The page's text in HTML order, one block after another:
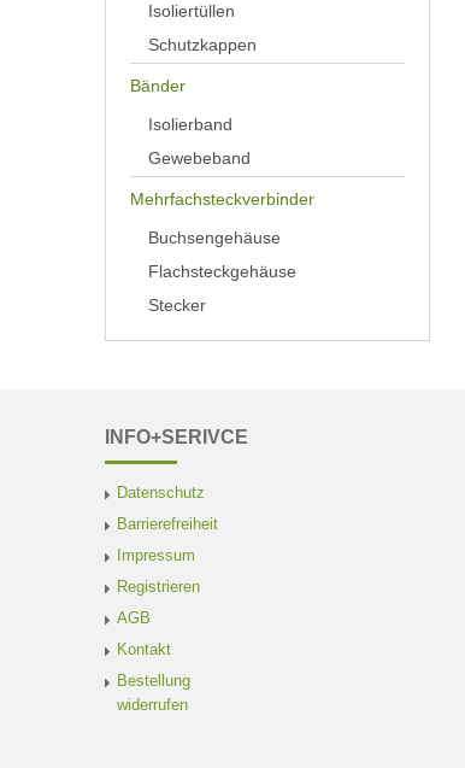
Isoliertüllen
Schutzkappen
Bänder
Isolierband
Gewebeband
Mehrfachsteckverbinder
Buchsengehäuse
Flachsteckgehäuse
Stecker
INFO+SERIVCE
Datenschutz
Barrierefreiheit
Impressum
Registrieren
AGB
Kontakt
Bestellung
widerrufen